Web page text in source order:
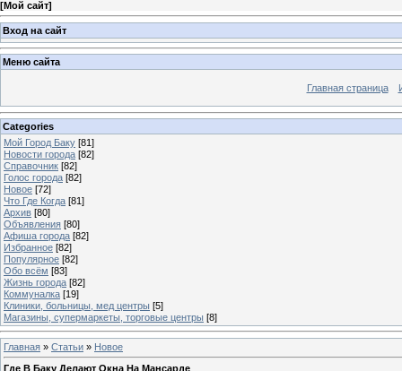
[Мой сайт]
Вход на сайт
Меню сайта
Главная страница
Categories
Мой Город Баку [81]
Новости города [82]
Справочник [82]
Голос города [82]
Новое [72]
Что Где Когда [81]
Архив [80]
Объявления [80]
Афиша города [82]
Избранное [82]
Популярное [82]
Обо всём [83]
Жизнь города [82]
Коммуналка [19]
Клиники, больницы, мед центры [5]
Магазины, супермаркеты, торговые центры [8]
Главная » Статьи » Новое
Где В Баку Делают Окна На Мансарде